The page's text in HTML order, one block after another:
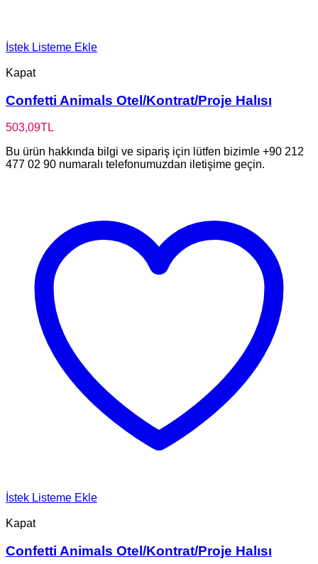
İstek Listeme Ekle
Kapat
Confetti Animals Otel/Kontrat/Proje Halısı
503,09TL
Bu ürün hakkında bilgi ve sipariş için lütfen bizimle +90 212
477 02 90 numaralı telefonumuzdan iletişime geçin.
İstek Listeme Ekle
Kapat
Confetti Animals Otel/Kontrat/Proje Halısı